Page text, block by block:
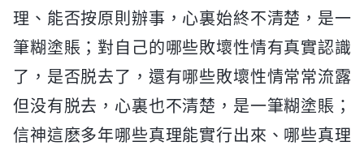
理、能否按原則辦事，心裏始終不清楚，是一
筆糊塗賬；對自己的哪些敗壞性情有真實認識
了，是否脱去了，還有哪些敗壞性情常常流露
但没有脱去，心裏也不清楚，是一筆糊塗賬；
信神這麽多年哪些真理能實行出來、哪些真理